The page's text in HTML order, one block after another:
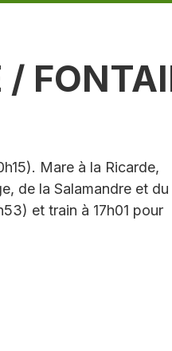
Mare à la Ricarde,
de la Salamandre et du
et train à 17h01 pour